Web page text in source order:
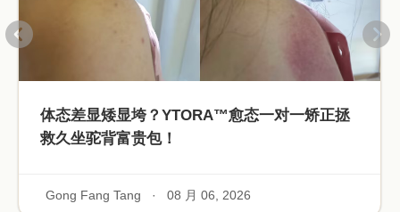
体态差显矮显垮？YTORA™愈态一对一矫正拯
救久坐驼背富贵包！
Gong Fang Tang · 08 月 06, 2026